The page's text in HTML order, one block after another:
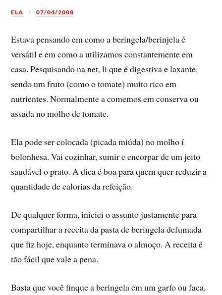
ELA 07/04/2008
Estava pensando em como a beringela/berinjela é
versátil e em como a utilizamos constantemente em
casa. Pesquisando na net, li que é digestiva e laxante,
sendo um fruto (como o tomate) muito rico em
nutrientes. Normalmente a comemos em conserva ou
assada no molho de tomate.
Ela pode ser colocada (picada miúda) no molho í
bolonhesa. Vai cozinhar, sumir e encorpar de um jeito
saudável o prato. A dica é boa para quem quer reduzir a
quantidade de calorias da refeição.
De qualquer forma, iniciei o assunto justamente para
compartilhar a receita da pasta de beringela defumada
que fiz hoje, enquanto terminava o almoço. A receita é
tão fácil que vale a pena.
Basta que você finque a beringela em um garfo ou faca,